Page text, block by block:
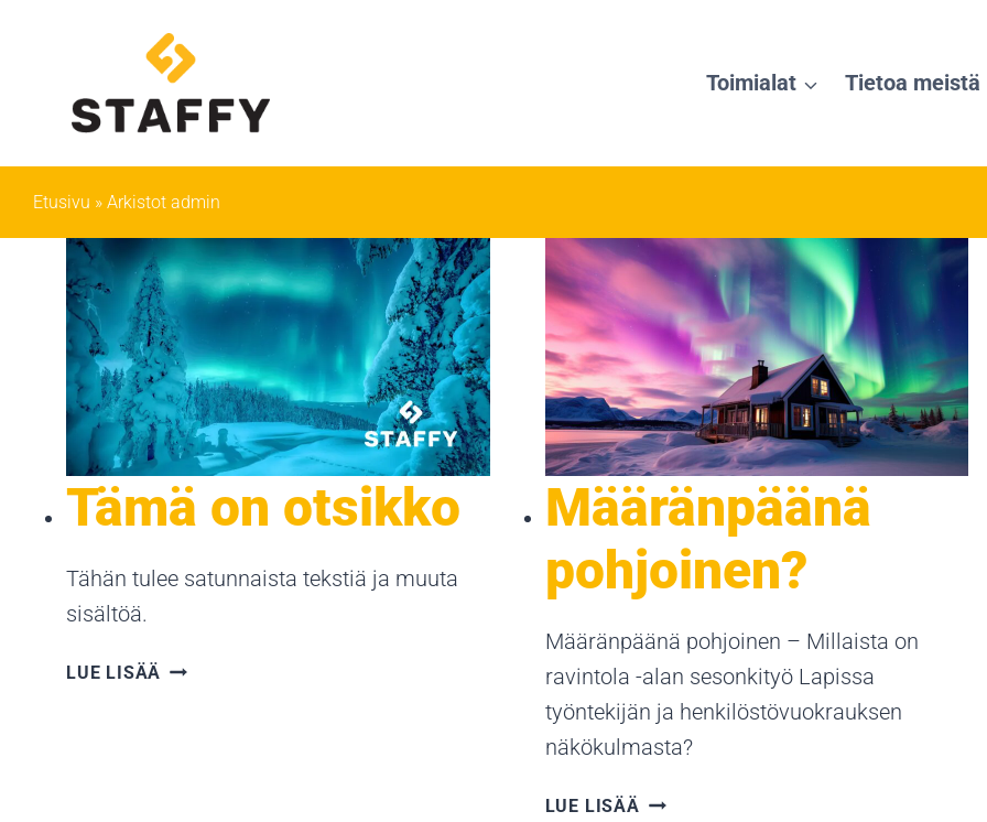
Toimialat
Tietoa meistä
Etusivu » Arkistot admin
Tämä on otsikko
Tähän tulee satunnaista tekstiä ja muuta
sisältöä.
LUE LISÄÄ TÄMÄ
Määränpäänä
pohjoinen?
Määränpäänä pohjoinen – Millaista on
ravintola -alan sesonkityö Lapissa
työntekijän ja henkilöstövuokrauksen
näkökulmasta?
LUE LISÄÄ MÄÄRÄNPÄÄNÄ